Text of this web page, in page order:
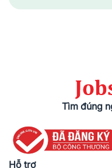
Tìm đúng
Hỗ trợ